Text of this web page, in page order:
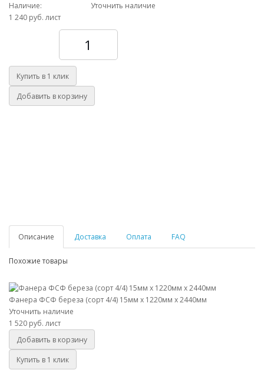
Наличие:
Уточнить наличие
1 240 руб. лист
Купить в 1 клик
Добавить в корзину
Описание Доставка Оплата FAQ
Похожие товары
Фанера ФСФ береза (сорт 4/4) 15мм х 1220мм х 2440мм
Уточнить наличие
1 520 руб. лист
Добавить в корзину
Купить в 1 клик